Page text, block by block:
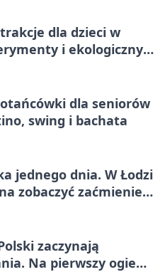
dla dzieci w
i ekologiczny
dla seniorów
swing i bachata
jednego dnia. W Łodzi
zobaczyć zaćmienie i
zaczynają
Na pierwszy ogień